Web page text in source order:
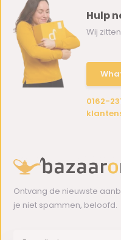
Hulp
Wij
0162-
Ontvang de nieuwste
je niet spammen, beloofd.